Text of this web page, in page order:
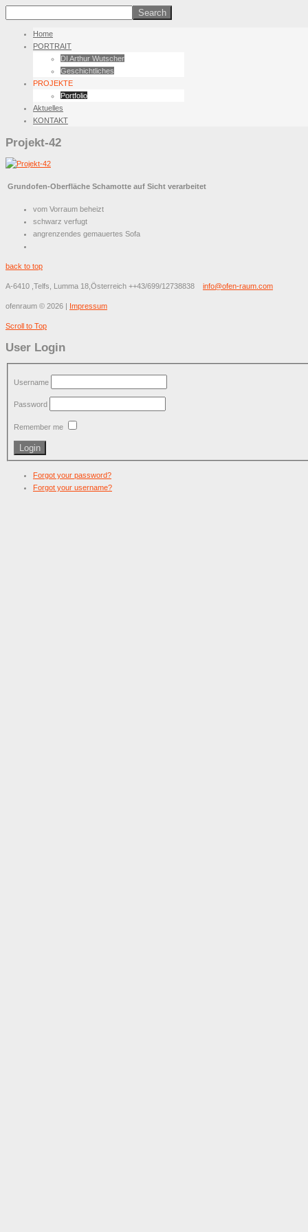
Home
PORTRAIT
DI Arthur Wutscher
Geschichtliches
PROJEKTE
Portfolio
Aktuelles
KONTAKT
Projekt-42
Grundofen-Oberfläche Schamotte auf Sicht verarbeitet
vom Vorraum beheizt
schwarz verfugt
angrenzendes gemauertes Sofa
back to top
A-6410 ,Telfs, Lumma 18,Österreich ++43/699/12738838 info@ofen-raum.com
ofenraum © 2026 | Impressum
Scroll to Top
User Login
Username
Password
Remember me
Forgot your password?
Forgot your username?